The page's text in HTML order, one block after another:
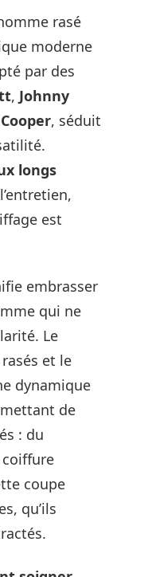
rasé
moderne
par des
, Johnny
, séduit
longs
est
embrasser
qui ne
Le
et le
dynamique
de
: du
coupe
qu’ils